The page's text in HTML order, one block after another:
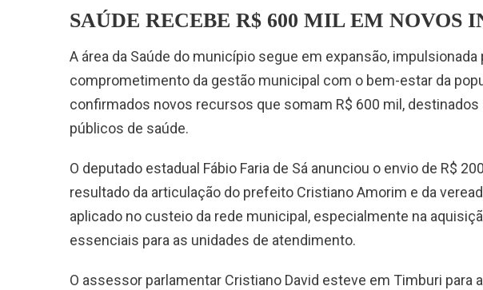
SAÚDE RECEBE R$ 600 MIL EM NOVOS
A área da Saúde do município segue em expansão,
comprometimento da gestão municipal com o bem-estar da
confirmados novos recursos que somam R$ 600 mil,
públicos de saúde.
O deputado estadual Fábio Faria de Sá anunciou o envio de R$
resultado da articulação do prefeito Cristiano Amorim e da
aplicado no custeio da rede municipal, especialmente na
essenciais para as unidades de atendimento.
O assessor parlamentar Cristiano David esteve em Timburi para